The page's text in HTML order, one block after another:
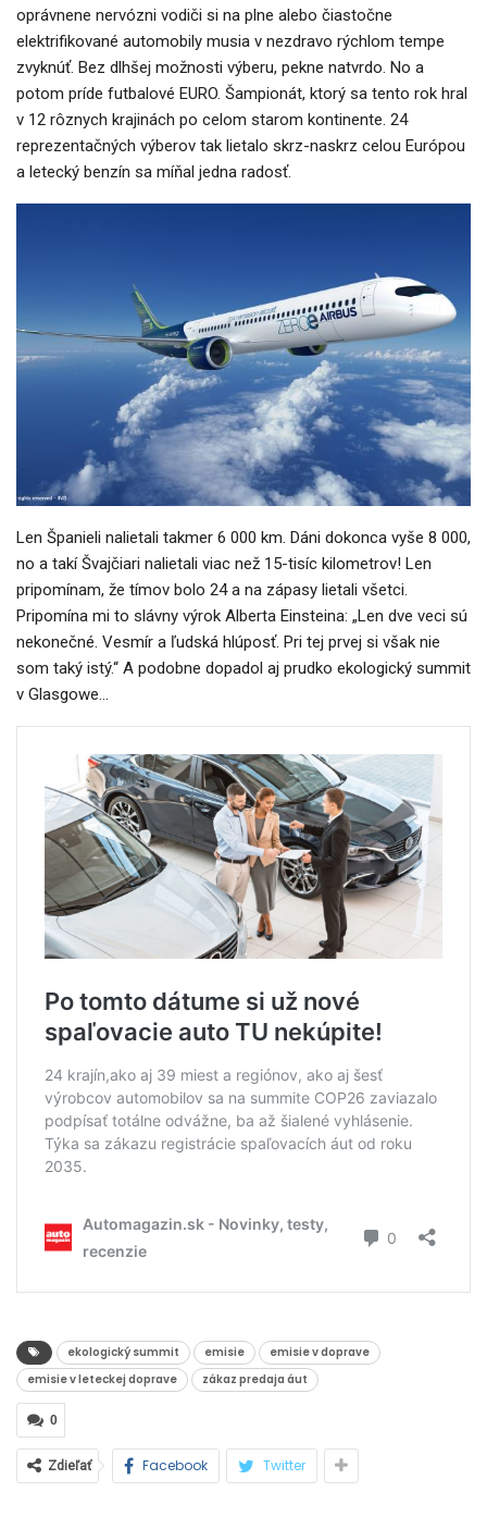
oprávnene nervózni vodiči si na plne alebo čiastočne
elektrifikované automobily musia v nezdravo rýchlom tempe
zvyknúť. Bez dlhšej možnosti výberu, pekne natvrdo. No a
potom príde futbalové EURO. Šampionát, ktorý sa tento rok hral
v 12 rôznych krajinách po celom starom kontinente. 24
reprezentačných výberov tak lietalo skrz-naskrz celou Európou
a letecký benzín sa míňal jedna radosť.
Len Španieli nalietali takmer 6 000 km. Dáni dokonca vyše 8 000,
no a takí Švajčiari nalietali viac než 15-tisíc kilometrov! Len
pripomínam, že tímov bolo 24 a na zápasy lietali všetci.
Pripomína mi to slávny výrok Alberta Einsteina: „Len dve veci sú
nekonečné. Vesmír a ľudská hlúposť. Pri tej prvej si však nie
som taký istý.“ A podobne dopadol aj prudko ekologický summit
v Glasgowe…
ekologický summit emisie
emisie v doprave
emisie v leteckej doprave
zákaz predaja áut
0
Zdieľať Facebook Twitter